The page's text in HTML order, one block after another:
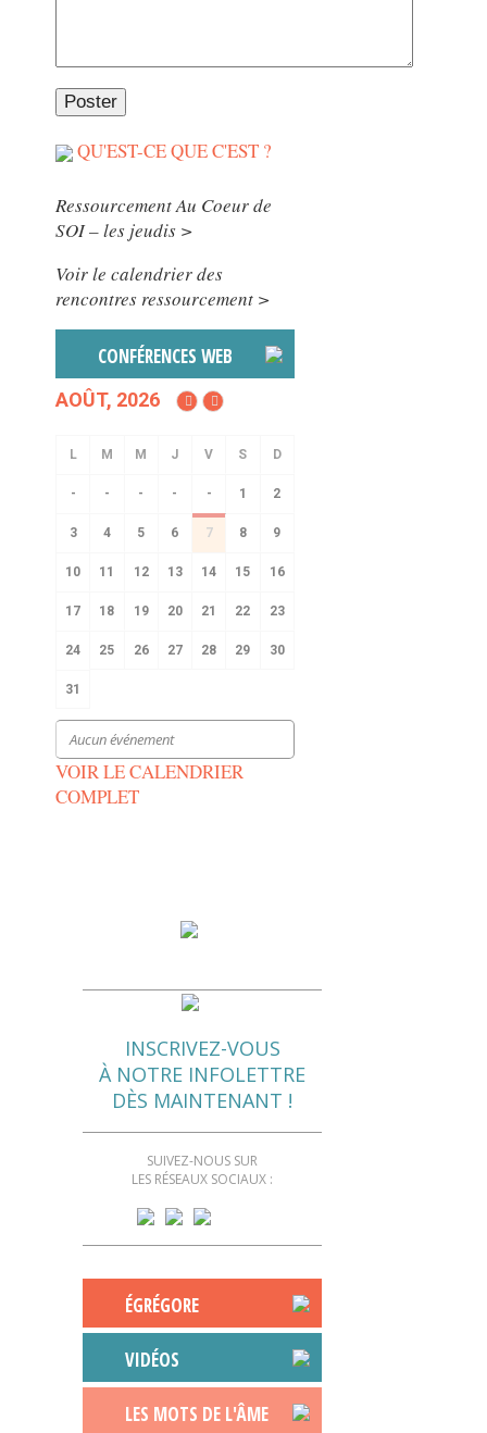
QU'EST-CE QUE C'EST ?
Ressourcement Au Coeur de
SOI – les jeudis >
Voir le calendrier des
rencontres ressourcement >
CONFÉRENCES WEB
AOÛT, 2026
- - - - - 1 2
3 4 5 6 7 8 9
10 11 12 13 14 15 16
17 18 19 20 21 22 23
24 25 26 27 28 29 30
31
Aucun événement
VOIR LE CALENDRIER
COMPLET
INSCRIVEZ-VOUS
À NOTRE INFOLETTRE
DÈS MAINTENANT !
SUIVEZ-NOUS SUR
LES RÉSEAUX SOCIAUX :
ÉGRÉGORE
VIDÉOS
LES MOTS DE L'ÂME